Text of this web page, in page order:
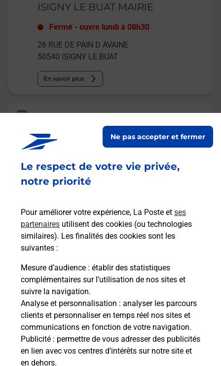
Le respect de votre vie privée,
notre priorité
Pour améliorer votre expérience, La Poste et ses
partenaires utilisent des cookies (ou technologies
similaires). Les finalités des cookies sont les
suivantes :
Mesure d’audience : établir des statistiques
complémentaires sur l’utilisation de nos sites et
suivre la navigation.
Analyse et personnalisation : analyser les parcours
clients et personnaliser en temps réel nos sites et
communications en fonction de votre navigation.
Publicité : permettre de vous adresser des publicités
en lien avec vos centres d’intérêts sur notre site et
en dehors.
Ne pas accepter et fermer
ISIGNY LE BUAT MAIRIE
Fermé -ouvre lundi à 08h30
26 RUE DE PAIN D AVAINE
50540 ISIGNY LE BUAT
En savoir plus
Relais Pickup
jusqu'à 19h00
20 RUE DU JARDIN
50730 ST MARTIN DE LANDELLES
Malin !
La Poste
en ligne
Ouvert 24h/24
En savoir plus